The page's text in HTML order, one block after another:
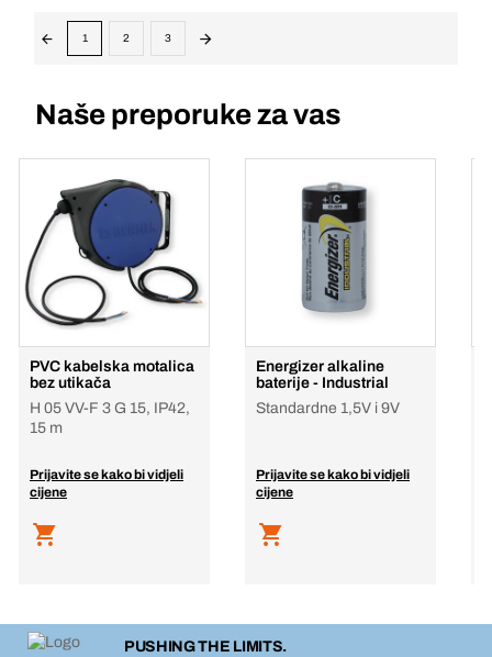
1 2 3
Naše preporuke za vas
PVC kabelska motalica
bez utikača
H 05 VV-F 3 G 15, IP42,
15 m
Prijavite se kako bi vidjeli
cijene
Energizer alkaline
baterije - Industrial
Standardne 1,5V i 9V
Prijavite se kako bi vidjeli
cijene
PUSHING THE LIMITS.